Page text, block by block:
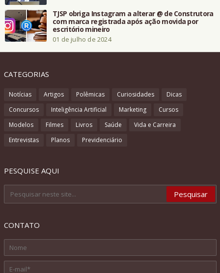
TJSP obriga Instagram a alterar @ de Construtora
com marca registrada após ação movida por
escritório mineiro
01 de julho de 2024
CATEGORIAS
Notícias Artigos Polêmicas Curiosidades
Dicas
Concursos
Inteligência Artificial Marketing
Cursos
Modelos
Filmes Livros Saúde
Vida e Carreira
Entrevistas
Planos Previdenciário
PESQUISE AQUI
CONTATO